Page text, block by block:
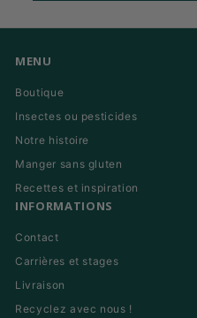
MENU
Boutique
Insectes ou pesticides
Notre histoire
Manger sans gluten
Recettes et inspiration
INFORMATIONS
Contact
Carrières et stages
Livraison
Recyclez avec nous !